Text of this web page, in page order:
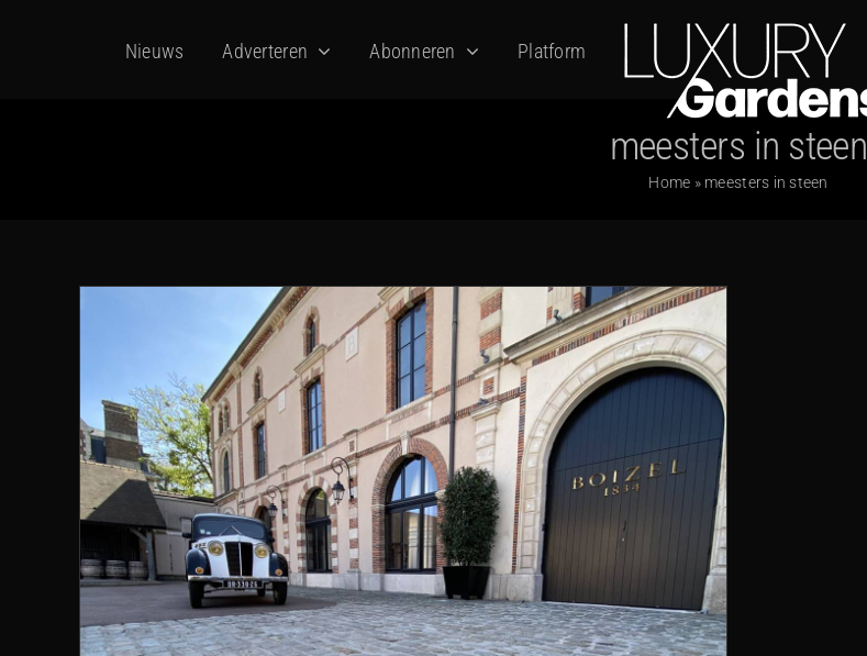
Nieuws Adverteren Abonneren Platform
meesters in steen
Home » meesters in steen